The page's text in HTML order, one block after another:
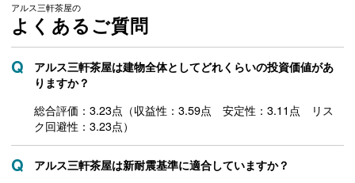
アルス三軒茶屋の
よくあるご質問
アルス三軒茶屋は建物全体としてどれくらいの投資価値があ
りますか？
総合評価：3.23点（収益性：3.59点 安定性：3.11点 リス
ク回避性：3.23点）
アルス三軒茶屋は新耐震基準に適合していますか？